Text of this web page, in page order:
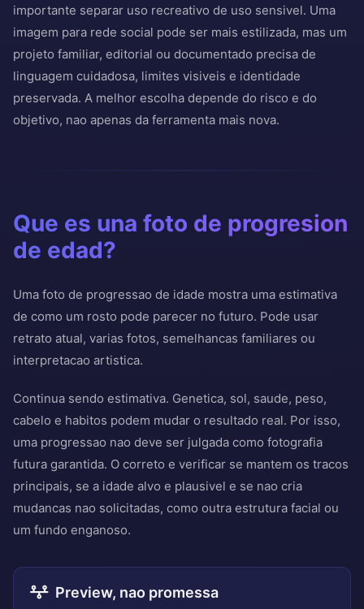
importante separar uso recreativo de uso sensivel. Uma
imagem para rede social pode ser mais estilizada, mas um
projeto familiar, editorial ou documentado precisa de
linguagem cuidadosa, limites visiveis e identidade
preservada. A melhor escolha depende do risco e do
objetivo, nao apenas da ferramenta mais nova.
Que es una foto de progresion
de edad?
Uma foto de progressao de idade mostra uma estimativa
de como um rosto pode parecer no futuro. Pode usar
retrato atual, varias fotos, semelhancas familiares ou
interpretacao artistica.
Continua sendo estimativa. Genetica, sol, saude, peso,
cabelo e habitos podem mudar o resultado real. Por isso,
uma progressao nao deve ser julgada como fotografia
futura garantida. O correto e verificar se mantem os tracos
principais, se a idade alvo e plausivel e se nao cria
mudancas nao solicitadas, como outra estrutura facial ou
um fundo enganoso.
Preview, nao promessa